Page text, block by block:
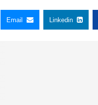
Linkedin
Email